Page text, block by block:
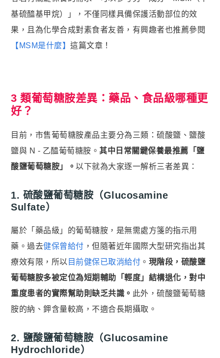
基硫醯基甲烷）」，不僅同樣具備保護活動部位的效
果，且為化學合成對素食者友善，有興趣者也推薦參閱
【MSM是什麼】 這篇文章！
3 類葡萄糖胺差異：藥品、食品級哪種更
好？
目前，市售葡萄糖胺產品主要分為三類：硫酸鹽、鹽酸
鹽與 N - 乙醯葡萄糖胺。 其中日常關鍵保養最推薦「鹽
酸鹽葡萄糖胺」。 以下就為大家逐一解析三者差異：
1. 硫酸鹽葡萄糖胺（Glucosamine
Sulfate）
屬於「藥品級」的葡萄糖胺，是無需處方箋的指示用
藥。過去健保曾給付 ，但隨著近年國際大型研究指出其
療效有限，所以 目前健保已取消給付 。 現階段，硫酸鹽
葡萄糖胺多被定位為短期輔助「輕度」結構退化，對中
重度患者的實際幫助則缺乏共識。 此外，硫酸鹽葡萄糖
胺的納、鉀含量較高，不適合長期攝取。
2. 鹽酸鹽葡萄糖胺（Glucosamine
Hydrochloride）